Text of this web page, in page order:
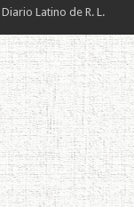
Latino de R. L.